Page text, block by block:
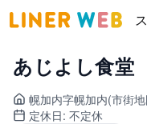
あじよし食堂
幌加内字幌加内(市街
定休日: 不定休